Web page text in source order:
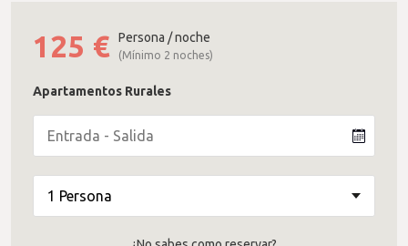
125 € Persona / noche
(Mínimo 2 noches)
Apartamentos Rurales